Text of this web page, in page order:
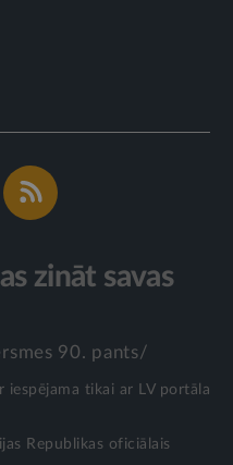
zināt savas
90. pants/
iespējama tikai ar LV portāla
Republikas oficiālais